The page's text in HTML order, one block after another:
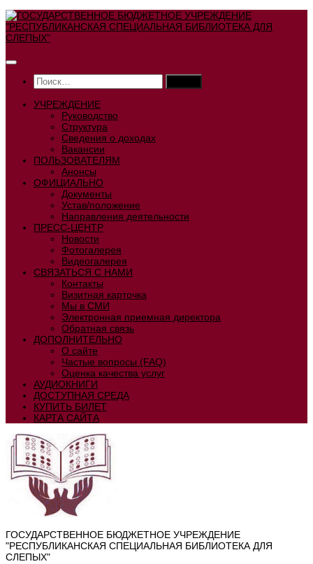
Перейти
к
содержимому
Найти:
УЧРЕЖДЕНИЕ
Руководство
Структура
Сведения о доходах
Вакансии
ПОЛЬЗОВАТЕЛЯМ
Анонсы
ОФИЦИАЛЬНО
Документы
Устав/положение
Направления деятельности
ПРЕСС-ЦЕНТР
Новости
Фотогалерея
Видеогалерея
СВЯЗАТЬСЯ С НАМИ
Контакты
Визитная карточка
Мы в СМИ
Электронная приемная директора
Обратная связь
ДОПОЛНИТЕЛЬНО
О сайте
Частые вопросы (FAQ)
Оценка качества услуг
АУДИОКНИГИ
ДОСТУПНАЯ СРЕДА
КУПИТЬ БИЛЕТ
КАРТА САЙТА
ГОСУДАРСТВЕННОЕ БЮДЖЕТНОЕ УЧРЕЖДЕНИЕ
"РЕСПУБЛИКАНСКАЯ СПЕЦИАЛЬНАЯ БИБЛИОТЕКА ДЛЯ
СЛЕПЫХ"